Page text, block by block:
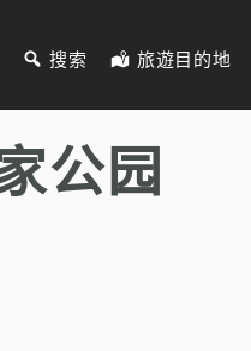
搜索 旅遊目的地
公园